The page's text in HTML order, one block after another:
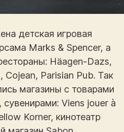
детская игровая
Marks & Spencer, а
Häagen-Dazs,
Cojean, Parisian Pub. Так
магазины с товарами
Viens jouer à
Korner, кинотеатр